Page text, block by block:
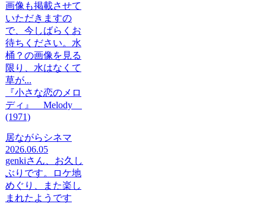
画像も掲載させて
いただきますの
で、今しばらくお
待ちください。水
桶？の画像を見る
限り、水はなくて
草が...
『小さな恋のメロ
ディ』 Melody
(1971)
居ながらシネマ
2026.06.05
genkiさん、お久し
ぶりです。ロケ地
めぐり、また楽し
まれたようです